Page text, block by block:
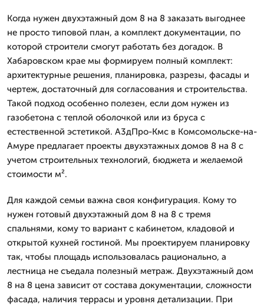
Когда нужен двухэтажный дом 8 на 8 заказать выгоднее
не просто типовой план, а комплект документации, по
которой строители смогут работать без догадок. В
Хабаровском крае мы формируем полный комплект:
архитектурные решения, планировка, разрезы, фасады и
чертеж, достаточный для согласования и строительства.
Такой подход особенно полезен, если дом нужен из
газобетона с теплой оболочкой или из бруса с
естественной эстетикой. А3дПро-Кмс в Комсомольске-на-
Амуре предлагает проекты двухэтажных домов 8 на 8 с
учетом строительных технологий, бюджета и желаемой
стоимости м².
Для каждой семьи важна своя конфигурация. Кому то
нужен готовый двухэтажный дом 8 на 8 с тремя
спальнями, кому то вариант с кабинетом, кладовой и
открытой кухней гостиной. Мы проектируем планировку
так, чтобы площадь использовалась рационально, а
лестница не съедала полезный метраж. Двухэтажный дом
8 на 8 цена зависит от состава документации, сложности
фасада, наличия террасы и уровня детализации. При